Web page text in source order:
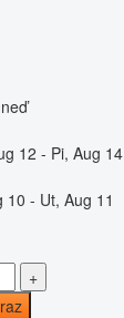
12 - Pi, Aug 14
10 - Ut, Aug 11
+